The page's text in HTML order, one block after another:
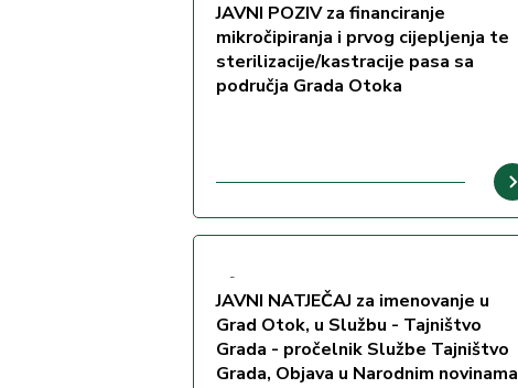
JAVNI POZIV za financiranje
mikročipiranja i prvog cijepljenja te
sterilizacije/kastracije pasa sa
područja Grada Otoka
-
JAVNI NATJEČAJ za imenovanje u
Grad Otok, u Službu - Tajništvo
Grada - pročelnik Službe Tajništvo
Grada, Objava u Narodnim novinama